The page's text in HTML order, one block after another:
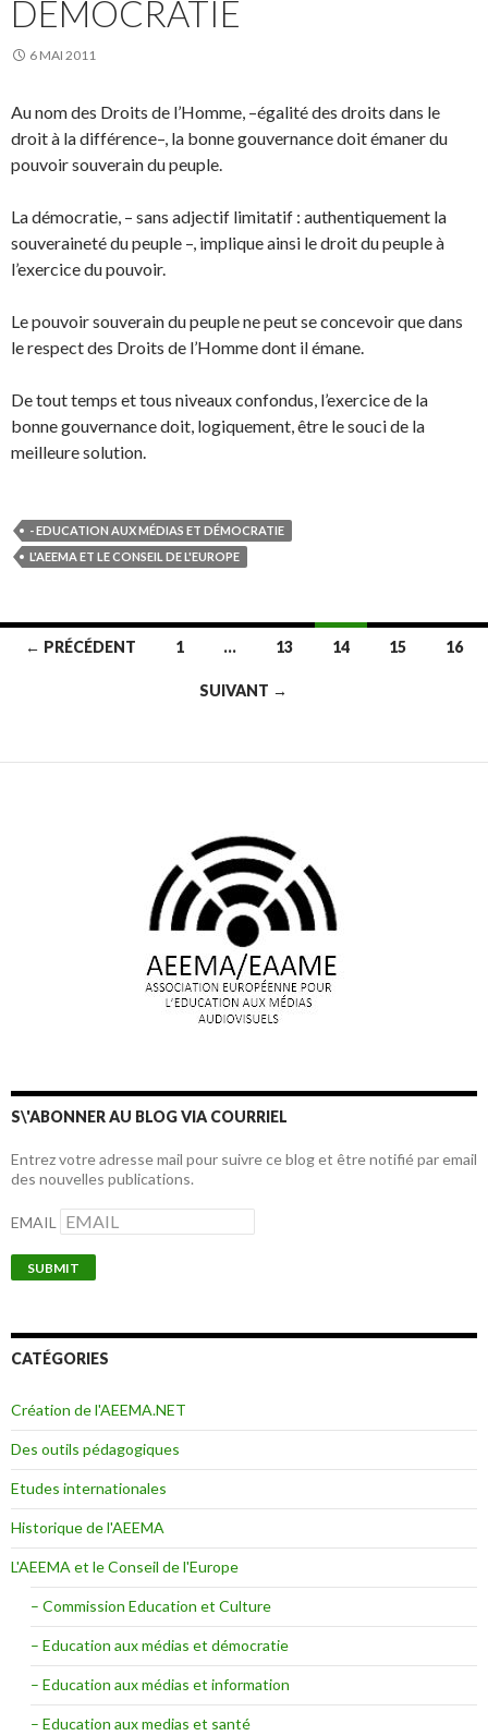
DÉMOCRATIE
6 MAI 2011
Au nom des Droits de l’Homme, –égalité des droits dans le
droit à la différence–, la bonne gouvernance doit émaner du
pouvoir souverain du peuple.
La démocratie, – sans adjectif limitatif : authentiquement la
souveraineté du peuple –, implique ainsi le droit du peuple à
l’exercice du pouvoir.
Le pouvoir souverain du peuple ne peut se concevoir que dans
le respect des Droits de l’Homme dont il émane.
De tout temps et tous niveaux confondus, l’exercice de la
bonne gouvernance doit, logiquement, être le souci de la
meilleure solution.
- EDUCATION AUX MÉDIAS ET DÉMOCRATIE
L'AEEMA ET LE CONSEIL DE L'EUROPE
Navigation
← PRÉCÉDENT 1 … 13 14 15 16
SUIVANT →
S\'ABONNER AU BLOG VIA COURRIEL
Entrez votre adresse mail pour suivre ce blog et être notifié par email
des nouvelles publications.
EMAIL
CATÉGORIES
Création de l'AEEMA.NET
Des outils pédagogiques
Etudes internationales
Historique de l'AEEMA
L'AEEMA et le Conseil de l'Europe
– Commission Education et Culture
– Education aux médias et démocratie
– Education aux médias et information
– Education aux medias et santé